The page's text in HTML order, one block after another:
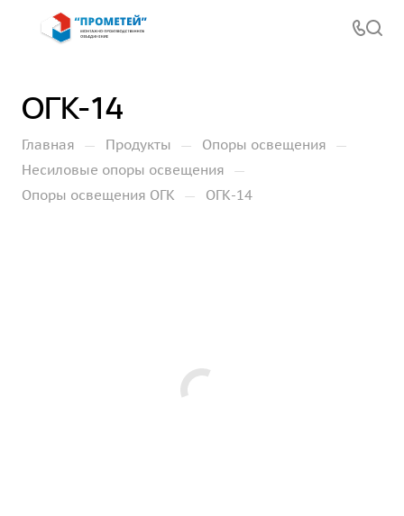
ОГК-14
Главная — Продукты — Опоры освещения —
Несиловые опоры освещения —
Опоры освещения ОГК — ОГК-14